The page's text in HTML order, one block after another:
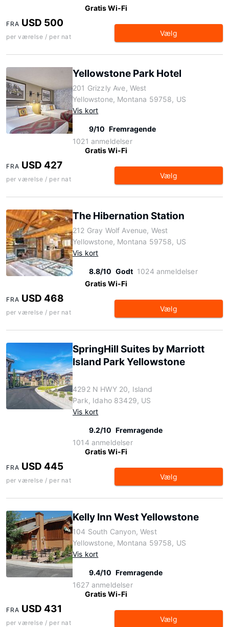
Gratis Wi-Fi
FRA USD 500
per værelse / per nat Vælg
Yellowstone Park Hotel
201 Grizzly Ave, West
Yellowstone, Montana 59758, US
Vis kort
9/10 Fremragende
1021 anmeldelser
Gratis Wi-Fi
FRA USD 427
per værelse / per nat Vælg
The Hibernation Station
212 Gray Wolf Avenue, West
Yellowstone, Montana 59758, US
Vis kort
8.8/10 Godt 1024 anmeldelser
Gratis Wi-Fi
FRA USD 468
per værelse / per nat Vælg
SpringHill Suites by Marriott
Island Park Yellowstone
4292 N HWY 20, Island
Park, Idaho 83429, US
Vis kort
9.2/10 Fremragende
1014 anmeldelser
Gratis Wi-Fi
FRA USD 445
per værelse / per nat Vælg
Kelly Inn West Yellowstone
104 South Canyon, West
Yellowstone, Montana 59758, US
Vis kort
9.4/10 Fremragende
1627 anmeldelser
Gratis Wi-Fi
FRA USD 431
per værelse / per nat Vælg